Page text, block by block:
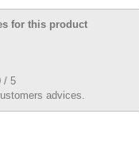
for this product
/ 5
advices.